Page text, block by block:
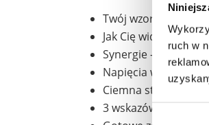
ruch w
Twój wzorzec
Jak Cię widzą inni —
Synergie —
Napięcia
Ciemna strona
3 wskazówki pod